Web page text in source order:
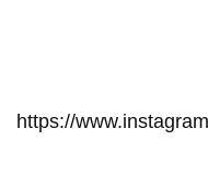
https://